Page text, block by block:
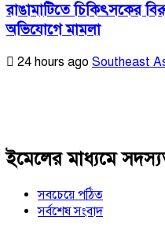
রাঙামাটিতে চিকিৎসকের
অভিযোগে মামলা
24 hours ago Southeast
ইমেলের মাধ্যমে
সবচেয়ে পঠিত
সর্বশেষ সংবাদ